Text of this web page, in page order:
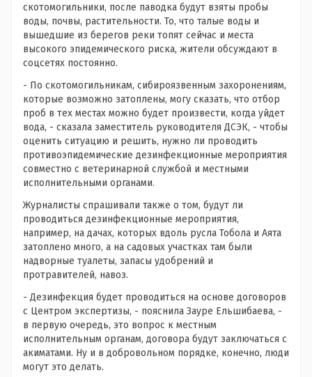
скотомогильники, после паводка будут взяты пробы
воды, почвы, растительности. То, что талые воды и
вышедшие из берегов реки топят сейчас и места
высокого эпидемического риска, жители обсуждают в
соцсетях постоянно.
- По скотомогильникам, сибироязвенным захоронениям,
которые возможно затоплены, могу сказать, что отбор
проб в тех местах можно будет произвести, когда уйдет
вода, - сказала заместитель руководителя ДСЭК, - чтобы
оценить ситуацию и решить, нужно ли проводить
противоэпидемические дезинфекционные мероприятия
совместно с ветеринарной службой и местными
исполнительными органами.
Журналисты спрашивали также о том, будут ли
проводиться дезинфекционные мероприятия,
например, на дачах, которых вдоль русла Тобола и Аята
затоплено много, а на садовых участках там были
надворные туалеты, запасы удобрений и
протравителей, навоз.
- Дезинфекция будет проводиться на основе договоров
с Центром экспертизы, - пояснила Зауре Ельшибаева, -
в первую очередь, это вопрос к местным
исполнительным органам, договора будут заключаться с
акиматами. Ну и в добровольном порядке, конечно, люди
могут это делать.